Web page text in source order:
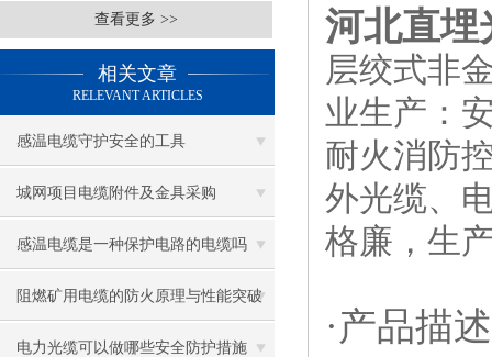
查看更多 >>
相关文章
RELEVANT ARTICLES
感温电缆守护安全的工具
城网项目电缆附件及金具采购
感温电缆是一种保护电路的电缆吗
阻燃矿用电缆的防火原理与性能突破
电力光缆可以做哪些安全防护措施
河北直埋
层绞式非
业生产：
耐火消防
外光缆、
格廉，生
·产品描述